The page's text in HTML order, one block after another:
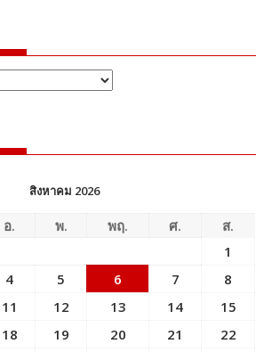
สิงหาคม 2026
อ. พ. พฤ. ศ.
ส.
1
4 5 6 7
8
11 12 13 14
15
18 19 20 21
22